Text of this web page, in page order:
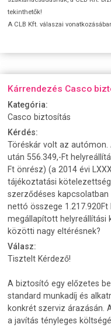
tekinthetők!
A CLB Kft. válaszai
Kárrendezés Casco
Kategória:
Casco biztosítás
Kérdés:
Töréskár volt az
után 556.349,-Ft
Ft önrész) (a 2014 évi
tájékoztatási
szerződéses
nettó összege
megállapított helyreállítási
közötti nagy eltérésnek?
Válasz:
Tisztelt Kérdező!
A biztosító egy előzetes
standard munkadíj és
konkrét szerviz árazásán.
a javítás tényleges